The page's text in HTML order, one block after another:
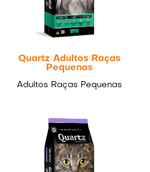
Quartz Adultos Raças
Pequenas
Adultos Raças Pequenas